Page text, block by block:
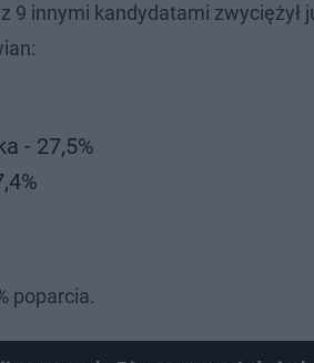
9 innymi kandydatami zwyciężył
- 27,5%
poparcia.